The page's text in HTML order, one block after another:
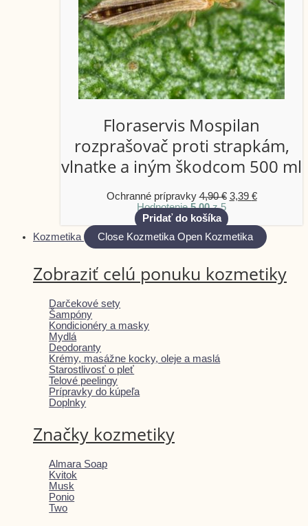
Floraservis Mospilan
rozprašovač proti strapkám,
vlnatke a iným škodcom 500 ml
Ochranné prípravky4,90€ 3,39 €
Hodnotenie5.00z 5
Pridať do košíka
Kozmetika
Close Kozmetika Open Kozmetika
Zobraziť celú ponuku kozmetiky
Darčekové sety
Šampóny
Kondicionéry a masky
Mydlá
Deodoranty
Krémy, masážne kocky, oleje a maslá
Starostlivosť o pleť
Telové peelingy
Prípravky do kúpeľa
Doplnky
Značky kozmetiky
Almara Soap
Kvitok
Musk
Ponio
Two